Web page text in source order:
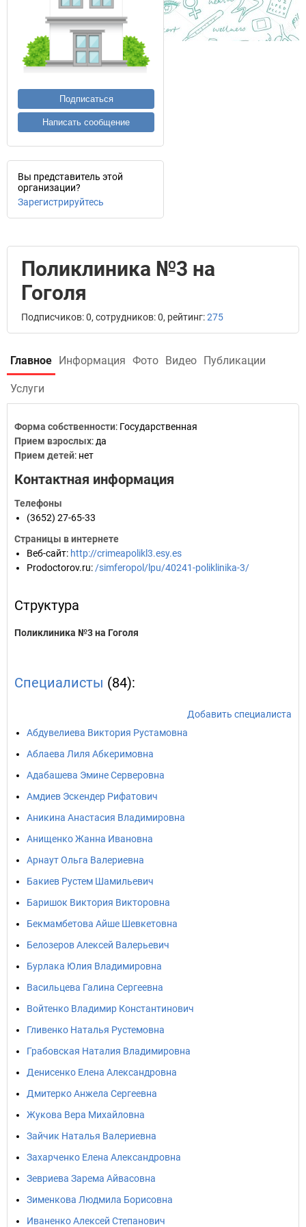
Подписаться
Написать сообщение
Вы представитель этой
организации?
Зарегистрируйтесь
Поликлиника №3 на
Гоголя
Подписчиков: 0, сотрудников: 0, рейтинг:275
Главное Информация Фото Видео Публикации
Услуги
Форма собственности: Государственная
Прием взрослых: да
Прием детей: нет
Контактная информация
Телефоны
(3652) 27-65-33
Страницы в интернете
Веб-сайт: http://crimeapolikl3.esy.es
Prodoctorov.ru: /simferopol/lpu/40241-poliklinika-3/
Структура
Поликлиника №3 на Гоголя
Специалисты (84):
Добавить специалиста
Абдувелиева Виктория Рустамовна
Аблаева Лиля Абкеримовна
Адабашева Эмине Серверовна
Амдиев Эскендер Рифатович
Аникина Анастасия Владимировна
Анищенко Жанна Ивановна
Арнаут Ольга Валериевна
Бакиев Рустем Шамильевич
Баришок Виктория Викторовна
Бекмамбетова Айше Шевкетовна
Белозеров Алексей Валерьевич
Бурлака Юлия Владимировна
Васильцева Галина Сергеевна
Войтенко Владимир Константинович
Гливенко Наталья Рустемовна
Грабовская Наталия Владимировна
Денисенко Елена Александровна
Дмитерко Анжела Сергеевна
Жукова Вера Михайловна
Зайчик Наталья Валериевна
Захарченко Елена Александровна
Зевриева Зарема Айвасовна
Зименкова Людмила Борисовна
Иваненко Алексей Степанович